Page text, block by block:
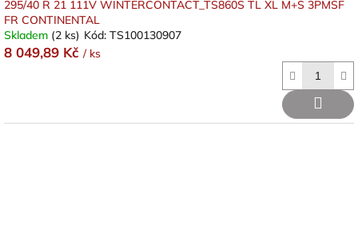
295/40 R 21 111V WINTERCONTACT_TS860S TL XL M+S 3PMSF
FR CONTINENTAL
Skladem (2 ks) Kód: TS100130907
8 049,89 Kč / ks